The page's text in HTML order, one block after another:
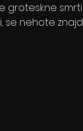
groteskne
se nehote